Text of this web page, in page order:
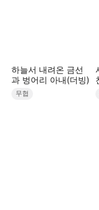
하늘서 내려온 금선
과 벙어리 아내(더빙)
무협